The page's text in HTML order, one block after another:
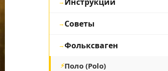
Советы
Фольксваген
Поло (Polo)